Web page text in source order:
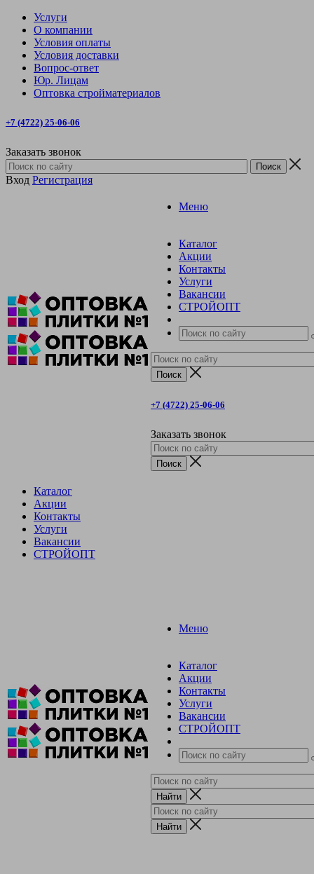
Услуги
О компании
Условия оплаты
Условия доставки
Вопрос-ответ
Юр. Лицам
Оптовка стройматериалов
+7 (4722) 25-06-06
Заказать звонок
Вход Регистрация
Меню
Каталог
Акции
Контакты
Услуги
Вакансии
СТРОЙОПТ
+7 (4722) 25-06-06
Заказать звонок
Каталог
Акции
Контакты
Услуги
Вакансии
СТРОЙОПТ
Меню
Каталог
Акции
Контакты
Услуги
Вакансии
СТРОЙОПТ